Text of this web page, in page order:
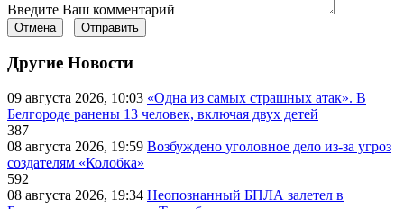
Введите Ваш комментарий
Отмена Отправить
Другие Новости
09 августа 2026, 10:03 «Одна из самых страшных атак». В
Белгороде ранены 13 человек, включая двух детей
387
08 августа 2026, 19:59 Возбуждено уголовное дело из-за угроз
создателям «Колобка»
592
08 августа 2026, 19:34 Неопознанный БПЛА залетел в